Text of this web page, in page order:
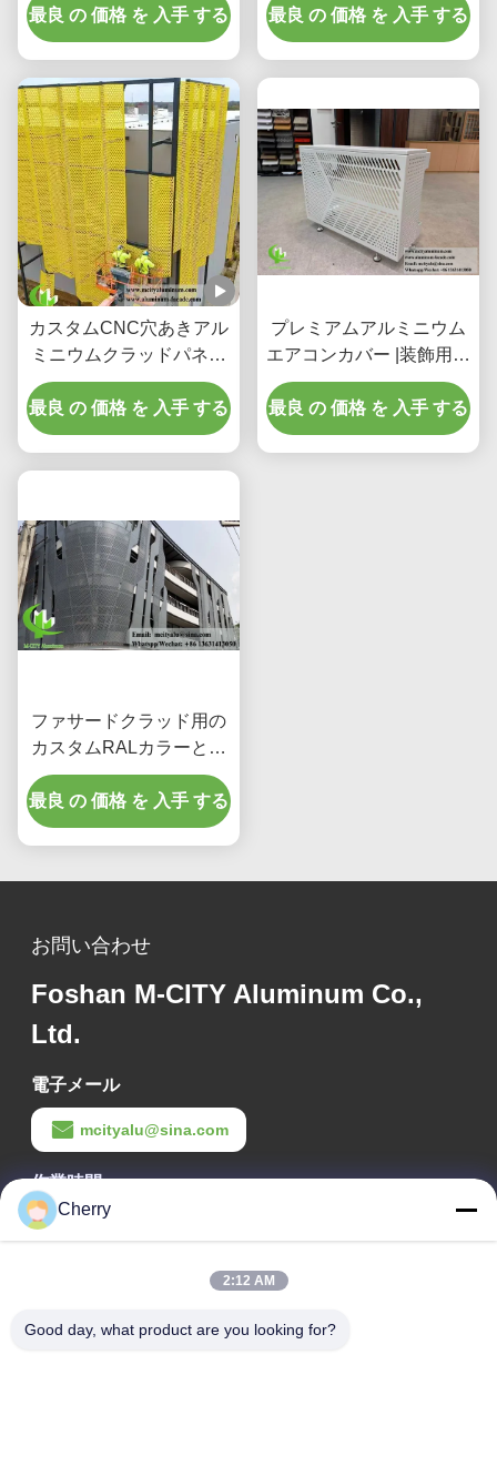
ィング & スクリーン パネ
ル
最良 の 価格 を 入手 する
ウジングおよびCNCレー
ザーカットパターン付き
最良 の 価格 を 入手 する
カスタムCNC穴あきアル
ミニウムクラッドパネル
(3003 H14/H24合金、
PVDFコーティング、フ
ァサード用)
最良 の 価格 を 入手 する
プレミアムアルミニウム
エアコンカバー |装飾用保
護スクリーン
最良 の 価格 を 入手 する
ファサードクラッド用の
カスタムRALカラーとレ
ーザーカットパターンを
備えた粉体塗装パンチン
グアルミニウムパネル
最良 の 価格 を 入手 する
お問い合わせ
Foshan M-CITY Aluminum Co.,
Ltd.
電子メール
mcityalu@sina.com
作業時間
8:00-22:00
ヘグイ工業公園,リシュイ,南海・フォシャン 広東P.R.中国
Cherry
2:12 AM
Good day, what product are you looking for?